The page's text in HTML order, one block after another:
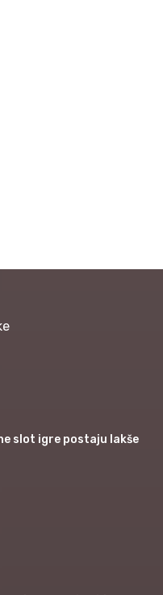
slot igre postaju lakše